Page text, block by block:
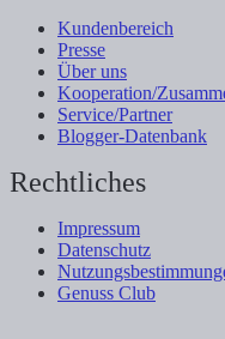
Kundenbereich
Presse
Über uns
Kooperation/
Service/Partner
Blogger-Datenbank
Rechtliches
Impressum
Datenschutz
Genuss Club